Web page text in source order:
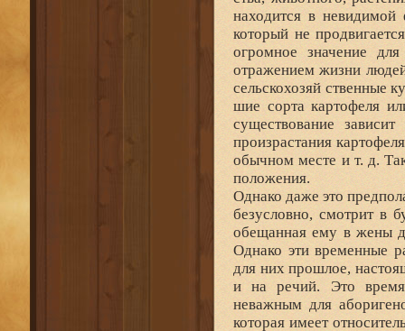
находится в невидимой
который не
огромное значение
отражением жизни
сельскохозяй ственные
шие сорта картофеля
существование
произрастания
обычном месте и т. д.
положения.
Однако даже это
безусловно, смотрит в
обещанная ему в жены
Однако эти временные
для них прошлое,
и на речий. Это время
неважным для
которая имеет